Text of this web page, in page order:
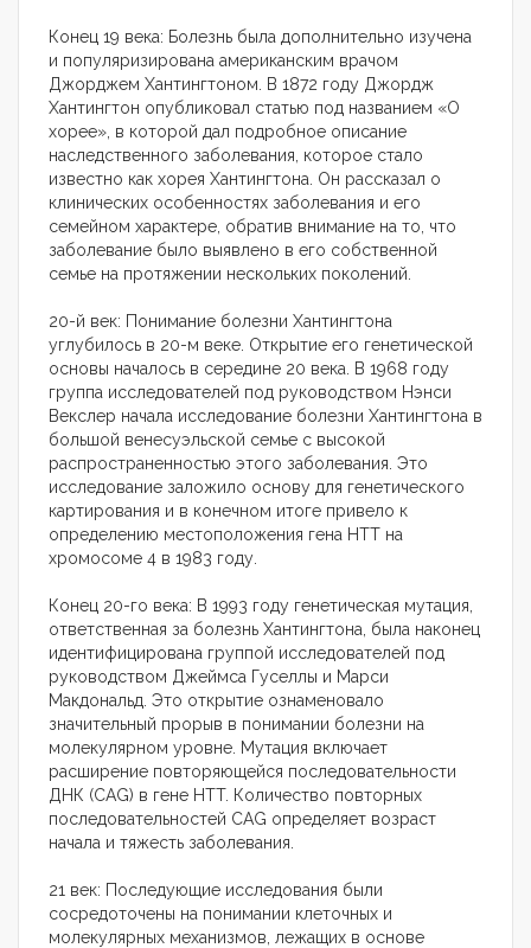
Конец 19 века: Болезнь была дополнительно изучена
и популяризирована американским врачом
Джорджем Хантингтоном. В 1872 году Джордж
Хантингтон опубликовал статью под названием «О
хорее», в которой дал подробное описание
наследственного заболевания, которое стало
известно как хорея Хантингтона. Он рассказал о
клинических особенностях заболевания и его
семейном характере, обратив внимание на то, что
заболевание было выявлено в его собственной
семье на протяжении нескольких поколений.
20-й век: Понимание болезни Хантингтона
углубилось в 20-м веке. Открытие его генетической
основы началось в середине 20 века. В 1968 году
группа исследователей под руководством Нэнси
Векслер начала исследование болезни Хантингтона в
большой венесуэльской семье с высокой
распространенностью этого заболевания. Это
исследование заложило основу для генетического
картирования и в конечном итоге привело к
определению местоположения гена HTT на
хромосоме 4 в 1983 году.
Конец 20-го века: В 1993 году генетическая мутация,
ответственная за болезнь Хантингтона, была наконец
идентифицирована группой исследователей под
руководством Джеймса Гуселлы и Марси
Макдональд. Это открытие ознаменовало
значительный прорыв в понимании болезни на
молекулярном уровне. Мутация включает
расширение повторяющейся последовательности
ДНК (CAG) в гене HTT. Количество повторных
последовательностей CAG определяет возраст
начала и тяжесть заболевания.
21 век: Последующие исследования были
сосредоточены на понимании клеточных и
молекулярных механизмов, лежащих в основе